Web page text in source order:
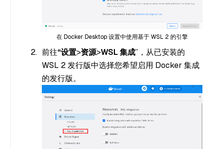
在 Docker Desktop 设置中使用基于 WSL 2 的引擎
前往“设置>资源>WSL 集成”，从已安装的
WSL 2 发行版中选择您希望启用 Docker 集成
的发行版。